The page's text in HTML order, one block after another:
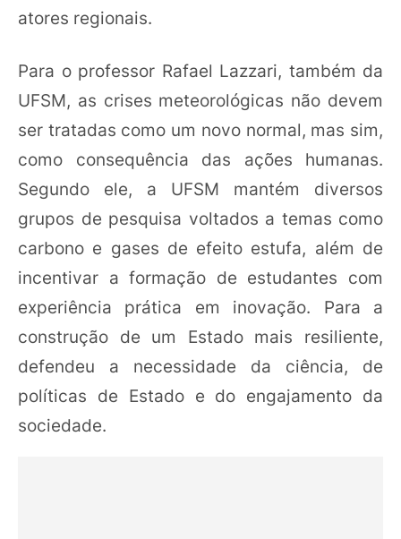
atores regionais.
Para o professor Rafael Lazzari, também da
UFSM, as crises meteorológicas não devem
ser tratadas como um novo normal, mas sim,
como consequência das ações humanas.
Segundo ele, a UFSM mantém diversos
grupos de pesquisa voltados a temas como
carbono e gases de efeito estufa, além de
incentivar a formação de estudantes com
experiência prática em inovação. Para a
construção de um Estado mais resiliente,
defendeu a necessidade da ciência, de
políticas de Estado e do engajamento da
sociedade.